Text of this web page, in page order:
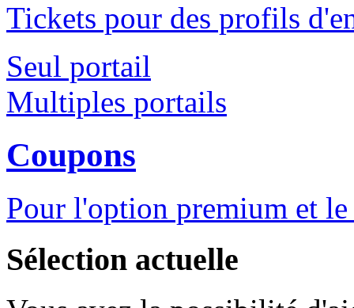
Tickets pour des profils
Seul portail
Multiples portails
Coupons
Pour l'option premium et
Sélection actuelle